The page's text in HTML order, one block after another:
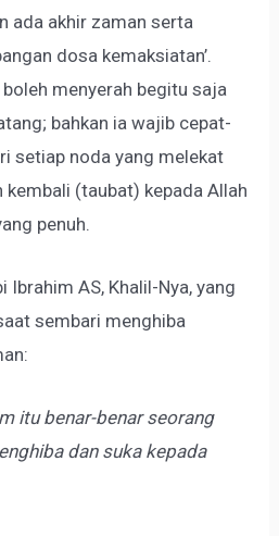
ada akhir zaman serta
dosa kemaksiatan’.
menyerah begitu saja
bahkan ia wajib cepat-
setiap noda yang melekat
kembali (taubat) kepada Allah
penuh.
Ibrahim AS, Khalil-Nya, yang
sembari menghiba
itu benar-benar seorang
dan suka kepada